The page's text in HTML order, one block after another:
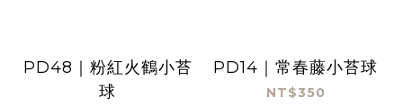
PD48｜粉紅火鶴小苔
球
PD14｜常春藤小苔球
NT$350